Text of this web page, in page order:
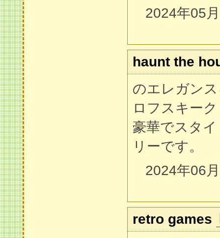
2024年05
haunt the
のエレガン
ロフスキー
豪華でスタ
リーです。
2024年06
retro games